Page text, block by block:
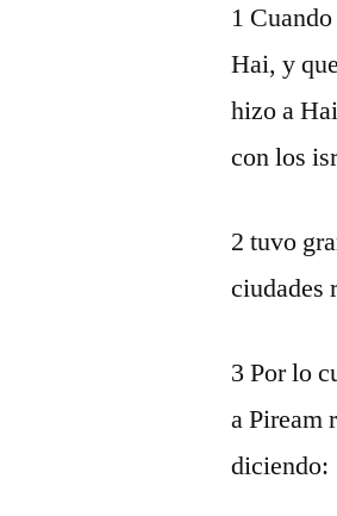
1
Hai, y
hizo a
con los
2 tuvo
ciudades
3 Por lo
a Piream
diciendo: